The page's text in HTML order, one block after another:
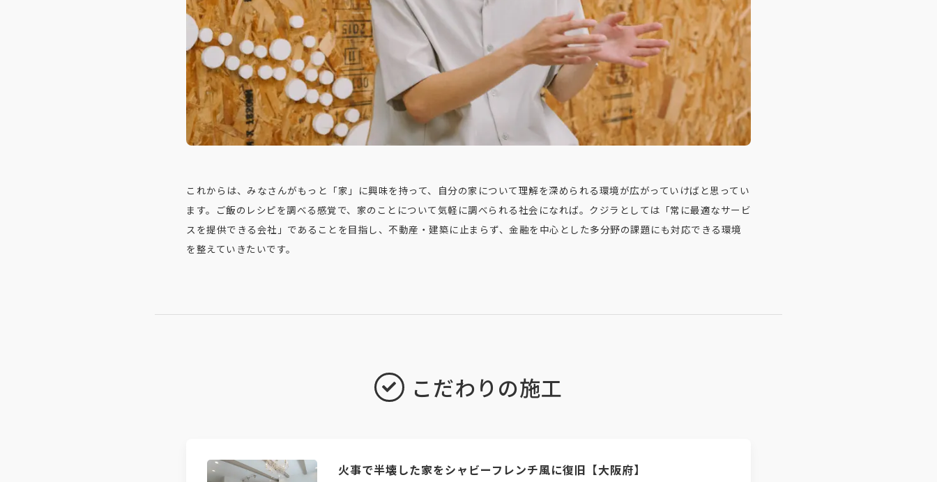
これからは、みなさんがもっと「家」に興味を持って、自分の家について理解を深められる環境が広がっていけばと思ってい
ます。ご飯のレシピを調べる感覚で、家のことについて気軽に調べられる社会になれば。クジラとしては「常に最適なサービ
スを提供できる会社」であることを目指し、不動産・建築に止まらず、金融を中心とした多分野の課題にも対応できる環境
を整えていきたいです。
こだわりの施工
火事で半壊した家をシャビーフレンチ風に復旧【大阪府】